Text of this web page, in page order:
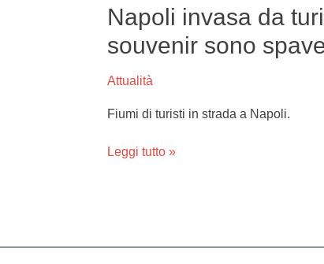
Napoli invasa da
souvenir sono
Attualità
Fiumi di turisti in strada a Napoli.
Napoli
invasa
da
ma
le
souvenir
sono
Leggi tutto »